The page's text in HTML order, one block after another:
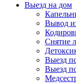
Выезд на дом
Вывод
Снятие
Выезд
Выезд